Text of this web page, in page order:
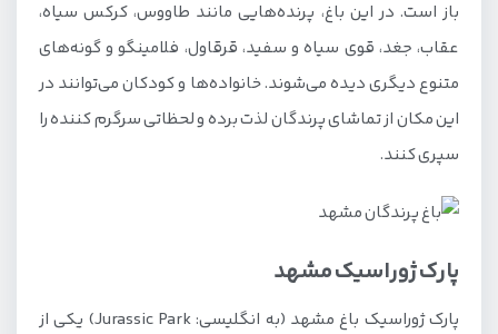
باز است. در این باغ، پرنده‌هایی مانند طاووس، کرکس سیاه،
عقاب، جغد، قوی سیاه و سفید، قرقاول، فلامینگو و گونه‌های
متنوع دیگری دیده می‌شوند. خانواده‌ها و کودکان می‌توانند در
این مکان از تماشای پرندگان لذت برده و لحظاتی سرگرم کننده را
سپری کنند.
پارک ژوراسیک مشهد
پارک ژوراسیک باغ مشهد (به انگلیسی: Jurassic Park) یکی از